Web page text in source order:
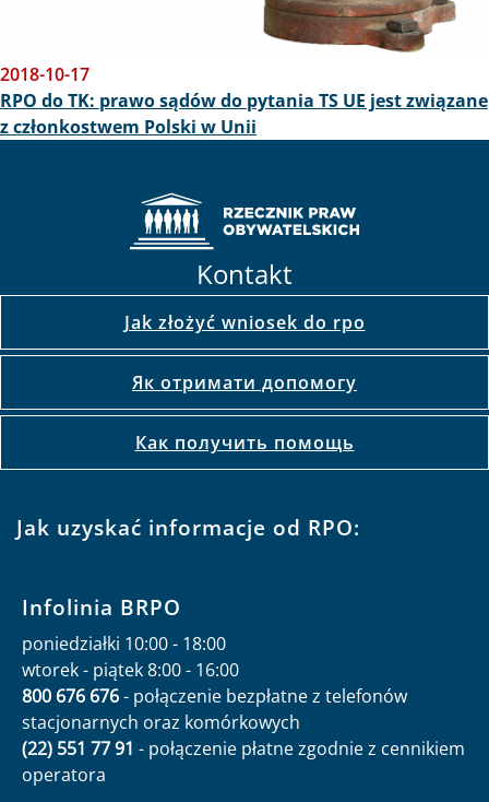
2018-10-17
RPO do TK: prawo sądów do pytania TS UE jest związane
z członkostwem Polski w Unii
Kontakt
Jak złożyć wniosek do rpo
Як отримати допомогу
Как получить помощь
Jak uzyskać informacje od RPO:
Infolinia BRPO
poniedziałki 10:00 - 18:00
wtorek - piątek 8:00 - 16:00
800 676 676- połączenie bezpłatne z telefonów
stacjonarnych oraz komórkowych
(22) 551 77 91 - połączenie płatne zgodnie z cennikiem
operatora